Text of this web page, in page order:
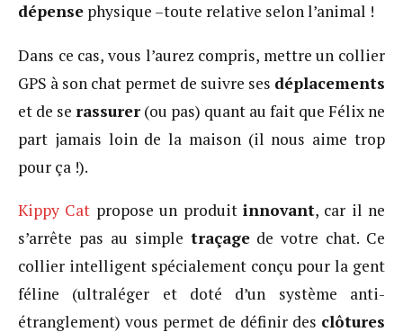
dépense physique –toute relative selon l’animal !
Dans ce cas, vous l’aurez compris, mettre un collier
GPS à son chat permet de suivre ses déplacements
et de se rassurer (ou pas) quant au fait que Félix ne
part jamais loin de la maison (il nous aime trop
pour ça !).
Kippy Cat propose un produit innovant, car il ne
s’arrête pas au simple traçagede votre chat. Ce
collier intelligent spécialement conçu pour la gent
féline (ultraléger et doté d’un système anti-
étranglement) vous permet de définir des clôtures